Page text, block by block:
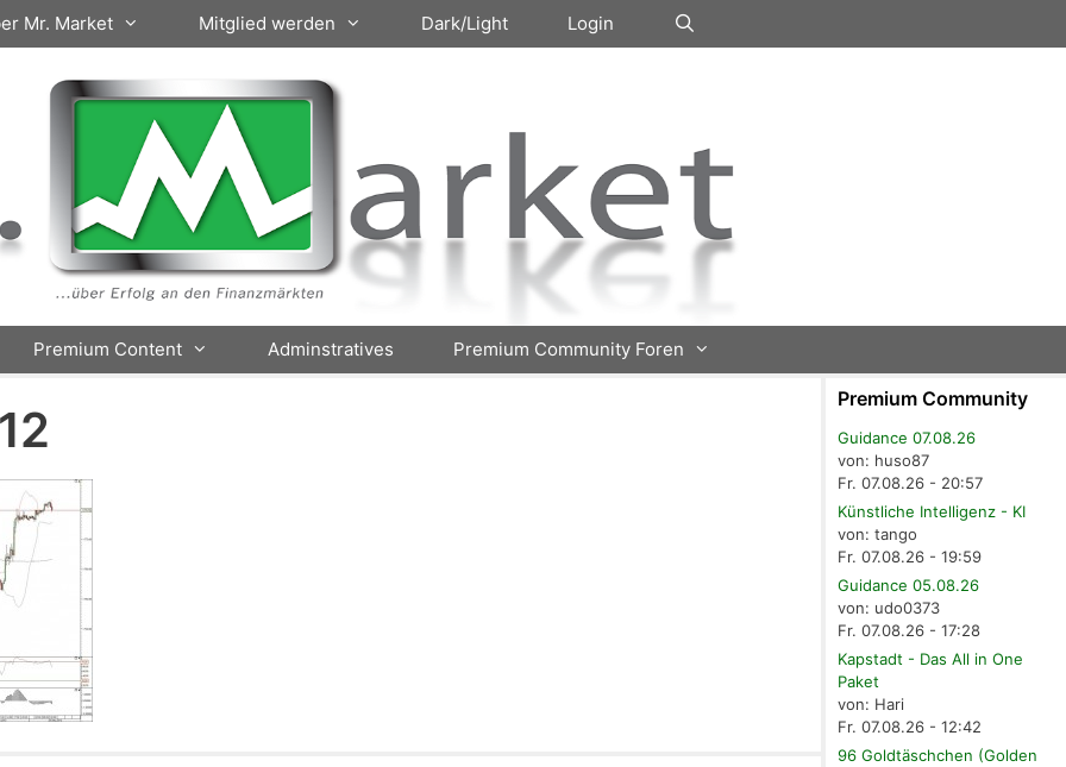
Mr. Market Mitglied werden Dark/Light Login
Premium Content Adminstratives Premium Community Foren
Premium Community
Guidance 07.08.26
von: huso87
Fr. 07.08.26 - 20:57
Künstliche Intelligenz - KI
von: tango
Fr. 07.08.26 - 19:59
Guidance 05.08.26
von: udo0373
Fr. 07.08.26 - 17:28
Kapstadt - Das All in One
Paket
von: Hari
Fr. 07.08.26 - 12:42
96 Goldtäschchen (Golden